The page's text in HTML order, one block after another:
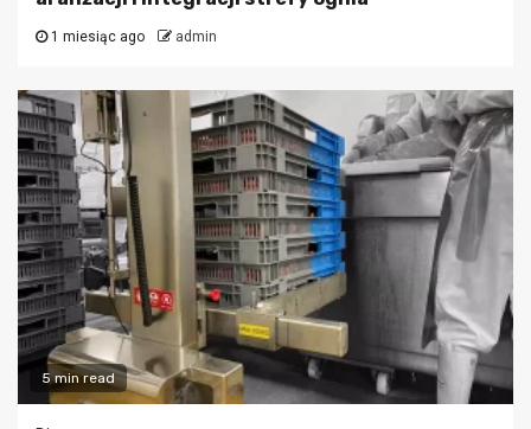
1 miesiąc ago admin
5 min read